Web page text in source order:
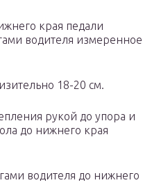
края педали
водителя измеренное
18-20 см.
рукой до упора и
до нижнего края
водителя до нижнего